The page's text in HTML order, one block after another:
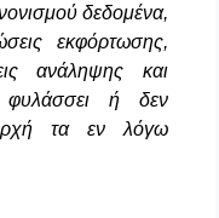
δεδομένα,
εκφόρτωσης,
ανάληψης και
ή δεν
τα εν λόγω